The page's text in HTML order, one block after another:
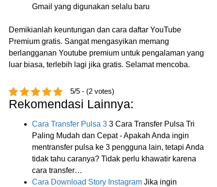
Gmail yang digunakan selalu baru
Demikianlah keuntungan dan cara daftar YouTube
Premium gratis. Sangat mengasyikan memang
berlangganan Youtube premium untuk pengalaman yang
luar biasa, terlebih lagi jika gratis. Selamat mencoba.
5/5 - (2 votes)
Rekomendasi Lainnya:
Cara Transfer Pulsa 3 3 Cara Transfer Pulsa Tri
Paling Mudah dan Cepat - Apakah Anda ingin
mentransfer pulsa ke 3 pengguna lain, tetapi Anda
tidak tahu caranya? Tidak perlu khawatir karena
cara transfer…
Cara Download Story Instagram Jika ingin